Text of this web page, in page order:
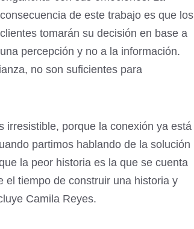
consecuencia de este trabajo es que los
clientes tomarán su decisión en base a
una percepción y no a la información.
no son suficientes para
irresistible, porque la conexión ya está
partimos hablando de la solución
la peor historia es la que se cuenta
el tiempo de construir una historia y
Camila Reyes.